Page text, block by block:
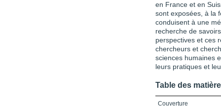
en France et en
sont exposées, à la
conduisent à une
recherche de
perspectives et ces
chercheurs et
sciences humaines
leurs pratiques et
Table des
Couverture